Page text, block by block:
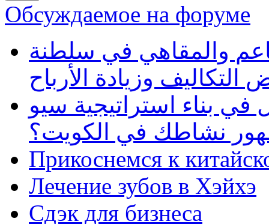
Обсуждаемое на форуме
والمقاهي في سلطنة
وزيادة الأرباح
بناء استراتيجية سيو
نشاطك في الكويت؟
Прикоснемся к
Лечение зубов в Хэйхэ
Сдэк для бизнеса